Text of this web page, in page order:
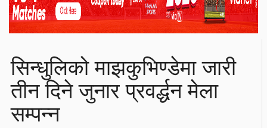
सिन्धुलिको माझकुभिण्डेमा जारी
तीन दिने जुनार प्रवर्द्धन मेला
सम्पन्न